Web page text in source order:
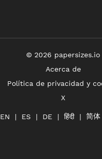
© 2026 papersizes.io
Acerca de
Política de privacidad y
X
EN ES DE हिंदी 简体